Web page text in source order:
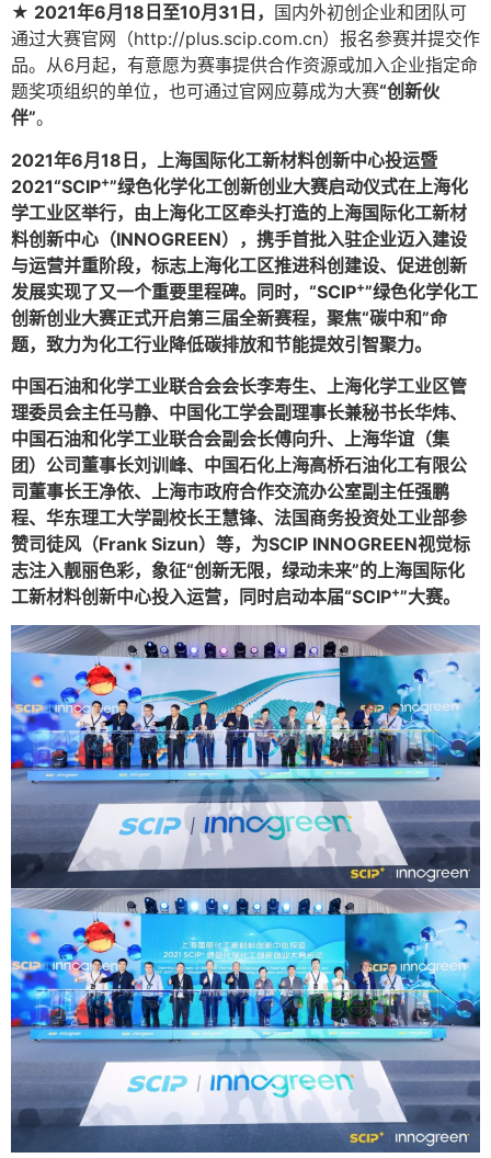
★ 2021年6月18日至10月31日， 国内外初创企业和团队可
通过大赛官网（http://plus.scip.com.cn）报名参赛并提交作
品。从6月起，有意愿为赛事提供合作资源或加入企业指定命
题奖项组织的单位，也可通过官网应募成为大赛“创新伙
伴”。
2021年6月18日，上海国际化工新材料创新中心投运暨
2021“SCIP+”绿色化学化工创新创业大赛启动仪式在上海化
学工业区举行，由上海化工区牵头打造的上海国际化工新材
料创新中心（INNOGREEN），携手首批入驻企业迈入建设
与运营并重阶段，标志上海化工区推进科创建设、促进创新
发展实现了又一个重要里程碑。同时，“SCIP+”绿色化学化工
创新创业大赛正式开启第三届全新赛程，聚焦“碳中和”命
题，致力为化工行业降低碳排放和节能提效引智聚力。
中国石油和化学工业联合会会长李寿生、上海化学工业区管
理委员会主任马静、中国化工学会副理事长兼秘书长华炜、
中国石油和化学工业联合会副会长傅向升、上海华谊（集
团）公司董事长刘训峰、中国石化上海高桥石油化工有限公
司董事长王净依、上海市政府合作交流办公室副主任强鹏
程、华东理工大学副校长王慧锋、法国商务投资处工业部参
赞司徒风（Frank Sizun）等，为SCIP INNOGREEN视觉标
志注入靓丽色彩，象征“创新无限，绿动未来”的上海国际化
工新材料创新中心投入运营，同时启动本届“SCIP+”大赛。